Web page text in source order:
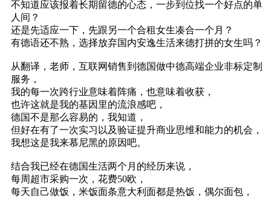
不知道应该报着长期留德的心态，一步到位找一个好点的单
人间？
还是先适应一下，先跟另一个合租女生凑合一个月？
有德语还不熟，选择放弃国内安逸生活来德打拼的女生吗？
从翻译，老师，互联网销售到德国做中德高端企业非标定制
服务，
我的每一次跨行业意味着阵痛，也意味着收获，
也许这就是我的基因里的流浪感吧，
德国不是那么容易的，我知道，
但好在有了一次实习以及验证提升商业思维和能力的机会，
我想这是我来慕尼黑的原因吧。
结合我已经在德国生活两个月的经历来说，
每周超市采购一次，花费50欧，
每天自己做饭，米饭面条意大利面都是热饭，偶尔面包，